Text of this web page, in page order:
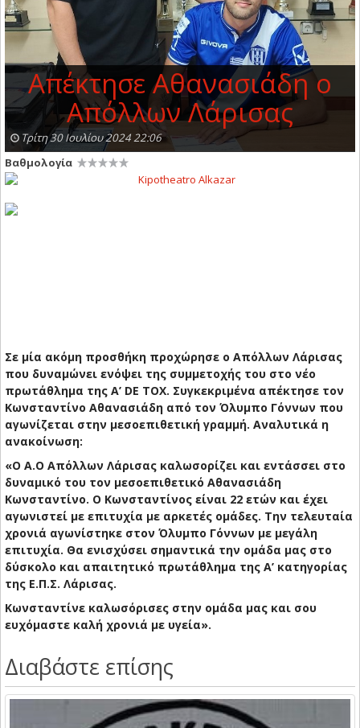
Απέκτησε Αθανασιάδη ο
Απόλλων Λάρισας
Τρίτη 30 Ιουλίου 2024 22:06
Βαθμολογία
Σε μία ακόμη προσθήκη προχώρησε ο Απόλλων Λάρισας
που δυναμώνει ενόψει της συμμετοχής του στο νέο
πρωτάθλημα της Α’ DE TOX. Συγκεκριμένα απέκτησε τον
Κωνσταντίνο Αθανασιάδη από τον Όλυμπο Γόννων που
αγωνίζεται στην μεσοεπιθετική γραμμή. Αναλυτικά η
ανακοίνωση:
«Ο Α.Ο Απόλλων Λάρισας καλωσορίζει και εντάσσει στο
δυναμικό του τον μεσοεπιθετικό Αθανασιάδη
Κωνσταντίνο. Ο Κωνσταντίνος είναι 22 ετών και έχει
αγωνιστεί με επιτυχία με αρκετές ομάδες. Την τελευταία
χρονιά αγωνίστηκε στον Όλυμπο Γόννων με μεγάλη
επιτυχία. Θα ενισχύσει σημαντικά την ομάδα μας στο
δύσκολο και απαιτητικό πρωτάθλημα της Α’ κατηγορίας
της Ε.Π.Σ. Λάρισας.
Κωνσταντίνε καλωσόρισες στην ομάδα μας και σου
ευχόμαστε καλή χρονιά με υγεία».
Διαβάστε επίσης